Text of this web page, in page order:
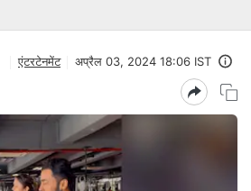
एंटरटेनमेंट अप्रैल 03, 2024 18:06 IST